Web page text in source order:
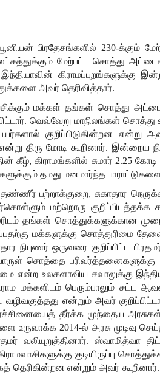
பிரதேசங்களில் 230-க்கும்
மேற்பட்ட சொத்து
இந்தியாவின் கிராமப்புறங்களுக்கு
அவர் தெரிவித்தார்.
மக்கள் தங்கள் சொத்து
. வெவ்வேறு மாநிலங்கள் சொத்து
குறிப்பிடுகின்றன என்று
என்று திரு மோடி கூறினார்.இன்றைய
கீழ்,கிராமங்களில் சுமார்2.25 கோடி
தமது மனமார்ந்த
தண்ணீர் பற்றாக்குறை,சுகாதார
மற்றொரு குறிப்பிடத்தக்க
தங்கள் சொத்துக்களுக்கான
மக்களுக்கு சொத்துரிமை
நிபுணர் ஒருவரை குறிப்பிட்ட
சொத்தை பரிவர்த்தனைகளுக்கு
என்ற உலகளாவிய சவாலுக்கு
மக்களிடம் பெரும்பாலும் சட்ட
வழிவகுத்தது என்றும் அவர்
தீர்க்க முந்தைய
உருவாக்க 2014-ல் அரசு முடிவு
வலியுறுத்தினார். ஸ்வாமித்வா
குடியிருப்பு
தெரிகின்றன என்றும் அவர் கூறினார்.